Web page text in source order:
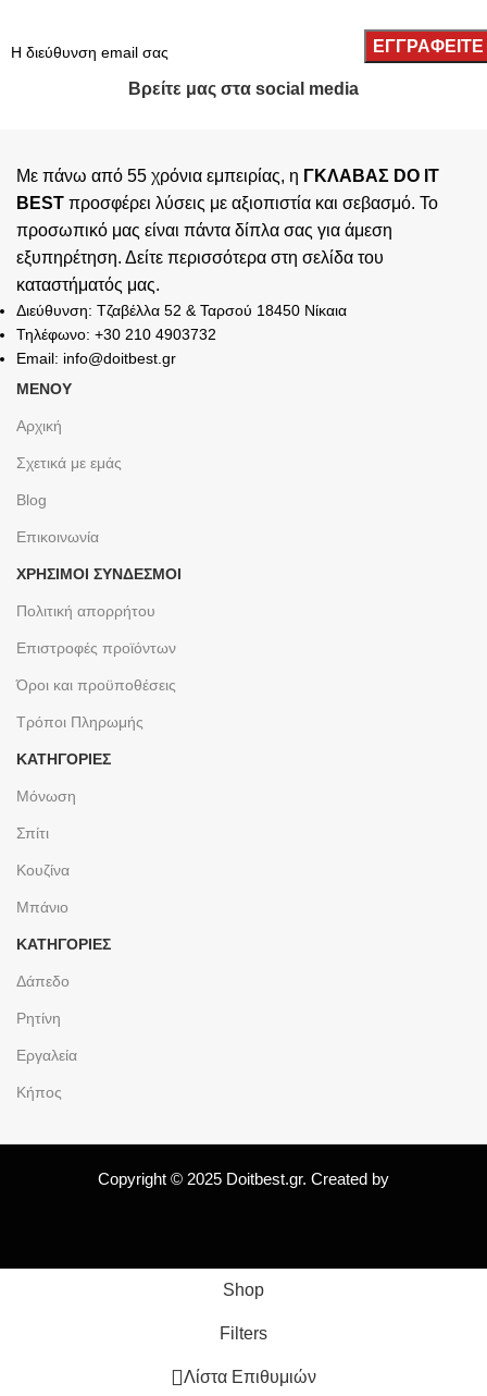
Βρείτε μας στα social media
Με πάνω από 55 χρόνια εμπειρίας, η ΓΚΛΑΒΑΣ DO IT
BEST προσφέρει λύσεις με αξιοπιστία και σεβασμό. Το
προσωπικό μας είναι πάντα δίπλα σας για άμεση
εξυπηρέτηση. Δείτε περισσότερα στη σελίδα του
καταστήματός μας.
Διεύθυνση: Τζαβέλλα 52 & Ταρσού 18450 Νίκαια
Τηλέφωνο: +30 210 4903732
Email: info@doitbest.gr
ΜΕΝΟΥ
Αρχική
Σχετικά με εμάς
Blog
Επικοινωνία
ΧΡΉΣΙΜΟΙ ΣΎΝΔΕΣΜΟΙ
Πολιτική απορρήτου
Επιστροφές προϊόντων
Όροι και προϋποθέσεις
Τρόποι Πληρωμής
ΚΑΤΗΓΟΡΙΕΣ
Μόνωση
Σπίτι
Κουζίνα
Μπάνιο
ΚΑΤΗΓΟΡΙΕΣ
Δάπεδο
Ρητίνη
Εργαλεία
Κήπος
Copyright © 2025 Doitbest.gr. Created by
Shop
Filters
Λίστα Επιθυμιών